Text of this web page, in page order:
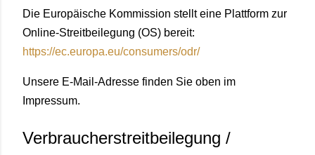
Die Europäische Kommission stellt eine Plattform zur
Online-Streitbeilegung (OS) bereit:
https://ec.europa.eu/consumers/odr/
Unsere E-Mail-Adresse finden Sie oben im
Impressum.
Verbraucherstreitbeilegung /